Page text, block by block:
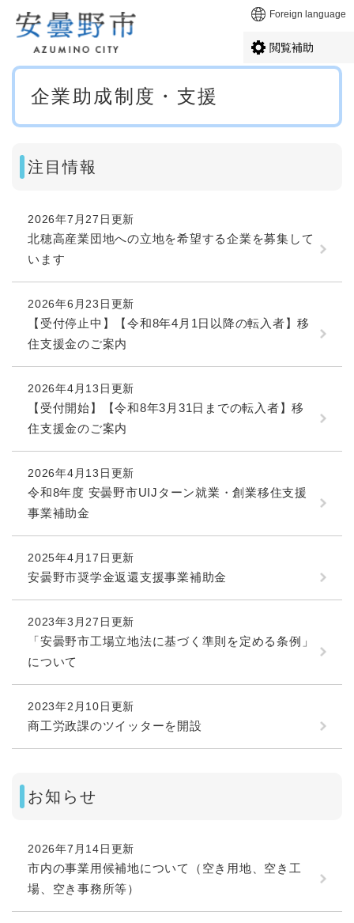
メニューを飛ばして本文へ Foreign language
閲覧補助
本
企業助成制度・支援
注目情報
2026年7月27日更新
北穂高産業団地への立地を希望する企業を募集して
います
2026年6月23日更新
【受付停止中】【令和8年4月1日以降の転入者】移
住支援金のご案内
2026年4月13日更新
【受付開始】【令和8年3月31日までの転入者】移
住支援金のご案内
2026年4月13日更新
令和8年度 安曇野市UIJターン就業・創業移住支援
事業補助金
2025年4月17日更新
安曇野市奨学金返還支援事業補助金
2023年3月27日更新
「安曇野市工場立地法に基づく準則を定める条例」
について
2023年2月10日更新
商工労政課のツイッターを開設
お知らせ
2026年7月14日更新
市内の事業用候補地について（空き用地、空き工
場、空き事務所等）